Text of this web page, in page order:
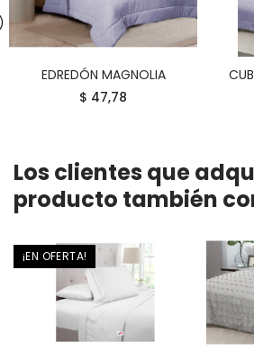
COMPRAR
EDREDÓN MAGNOLIA
$ 47,78
Los clientes que
producto también
¡EN OFERTA!